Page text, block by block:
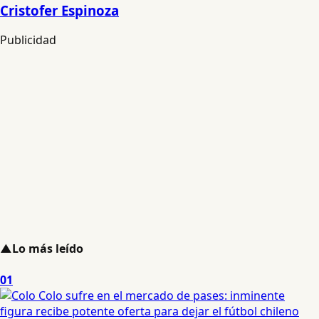
Cristofer Espinoza
Publicidad
▲Lo más leído
01